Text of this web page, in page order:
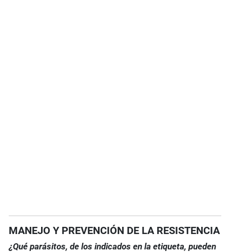
MANEJO Y PREVENCIÓN DE LA RESISTENCIA
¿Qué parásitos, de los indicados en la etiqueta, pueden